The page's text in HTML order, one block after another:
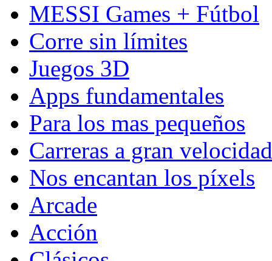
MESSI Games + Fútbol
Corre sin límites
Juegos 3D
Apps fundamentales
Para los mas pequeños
Carreras a gran velocidad
Nos encantan los píxels
Arcade
Acción